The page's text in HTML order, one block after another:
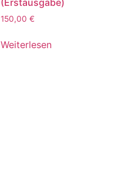
150,00 €
Weiterlesen